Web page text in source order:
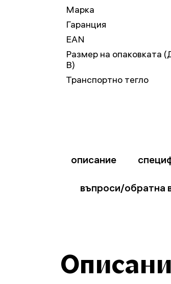
Марка
Гаранция
EAN
Размер на опаковката
В)
Транспортно тегло
описание
въпроси/обратна